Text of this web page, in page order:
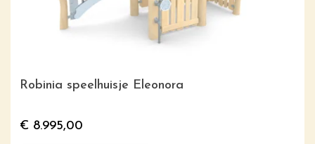
Robinia speelhuisje Eleonora
€ 8.995,00